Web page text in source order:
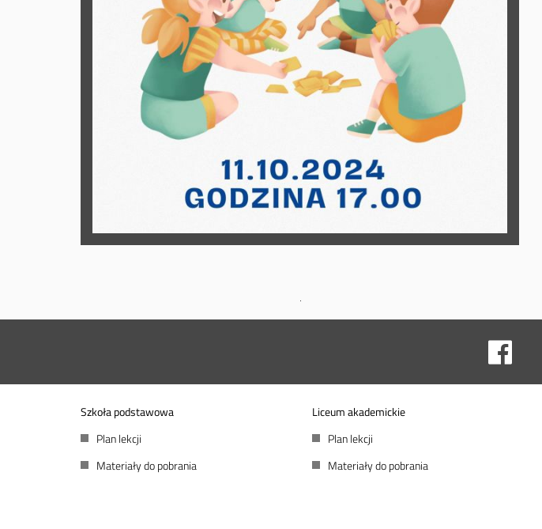
Szkoła podstawowa
Plan lekcji
Materiały do pobrania
Liceum akademickie
Plan lekcji
Materiały do pobrania